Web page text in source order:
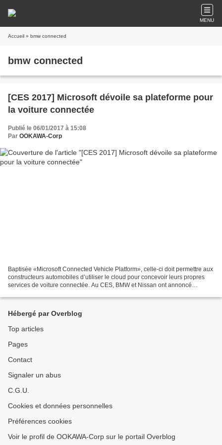
MENU
Accueil » bmw connected
bmw connected
[CES 2017] Microsoft dévoile sa plateforme pour
la voiture connectée
Publié le 06/01/2017 à 15:08
Par OOKAWA-Corp
Baptisée «Microsoft Connected Vehicle Platform», celle-ci doit permettre aux
constructeurs automobiles d’utiliser le cloud pour concevoir leurs propres
services de voiture connectée. Au CES, BMW et Nissan ont annoncé
Hébergé par Overblog
Top articles
Pages
Contact
Signaler un abus
C.G.U.
Cookies et données personnelles
Préférences cookies
Voir le profil de OOKAWA-Corp sur le portail Overblog